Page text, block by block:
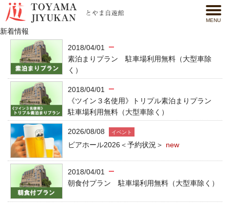
MENU
新着情報
2018/04/01
素泊まりプラン 駐車場利用無料（大型車除
く）
2018/04/01
《ツイン３名使用》トリプル素泊まりプラン
駐車場利用無料（大型車除く）
2026/08/08 イベント
ビアホール2026＜予約状況＞ new
2018/04/01
朝食付プラン 駐車場利用無料（大型車除く）